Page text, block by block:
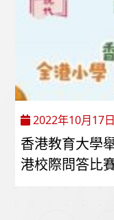
2022年10月17日
香港教育大學
港校際問答比